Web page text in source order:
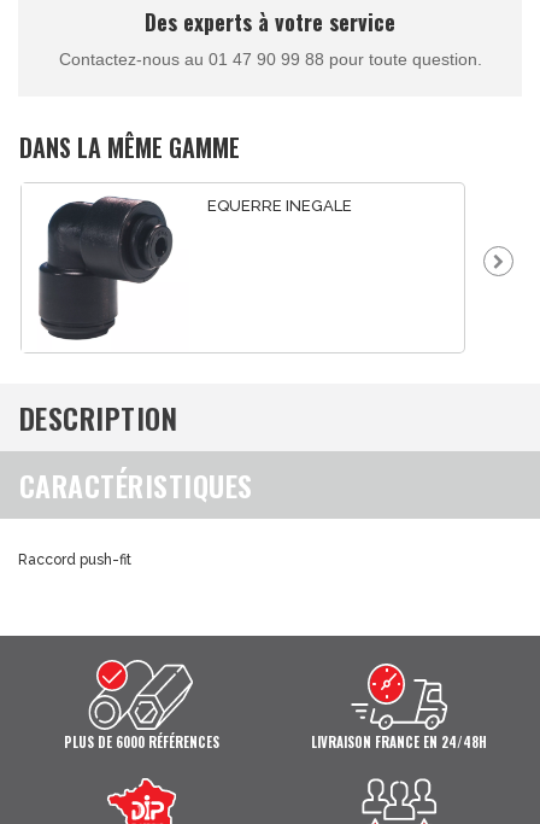
Des experts à votre service
Contactez-nous au 01 47 90 99 88 pour toute question.
DANS LA MÊME GAMME
EQUERRE INEGALE
DESCRIPTION
CARACTÉRISTIQUES
Raccord push-fit
PLUS DE 6000 RÉFÉRENCES LIVRAISON FRANCE EN 24/48H